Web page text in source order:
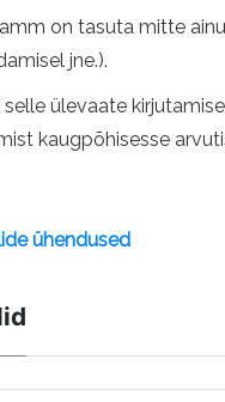
on tasuta mitte
jne.).
ülevaate
kaugpõhisesse
ühendused